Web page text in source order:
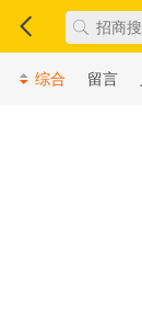
综合 留言